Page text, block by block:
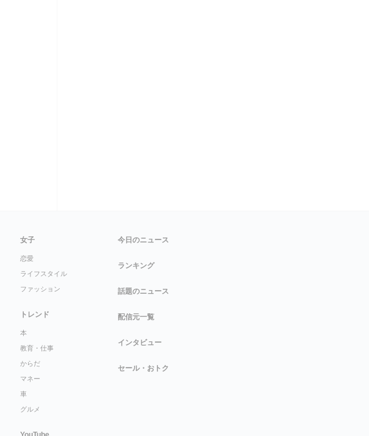
女子
恋愛
ライフスタイル
ファッション
トレンド
本
教育・仕事
からだ
マネー
車
グルメ
今日のニュース
ランキング
話題のニュース
配信元一覧
インタビュー
セール・おトク